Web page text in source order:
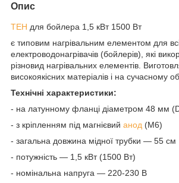
Опис
ТЕН для бойлера 1,5 кВт 1500 Вт
є типовим нагрівальним елементом для
електроводонагрівачів (бойлерів), які
різновид нагрівальних елементів.
високоякісних матеріалів і на сучасному
Технічні характеристики:
- на латунному фланці діаметром 48 мм
- з кріпленням під магнієвий анод (М6)
- загальна довжина мідної трубки — 55 см
- потужність — 1,5 кВт (1500 Вт)
- номінальна напруга — 220-230 В